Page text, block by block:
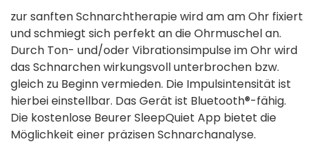
zur sanften Schnarchtherapie wird am am Ohr fixiert
und schmiegt sich perfekt an die Ohrmuschel an.
Durch Ton- und/oder Vibrationsimpulse im Ohr wird
das Schnarchen wirkungsvoll unterbrochen bzw.
gleich zu Beginn vermieden. Die Impulsintensität ist
hierbei einstellbar. Das Gerät ist Bluetooth®-fähig.
Die kostenlose Beurer SleepQuiet App bietet die
Möglichkeit einer präzisen Schnarchanalyse.